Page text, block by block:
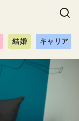
結婚 キャリア